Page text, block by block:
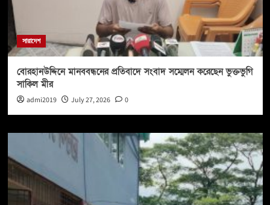
সারাদেশ
বোরহানউদ্দিনে মানববন্ধনের প্রতিবাদে সংবাদ সম্মেলন করেছেন ভুক্তভুগি
সাকিল মীর
admi2019 July 27, 2026 0